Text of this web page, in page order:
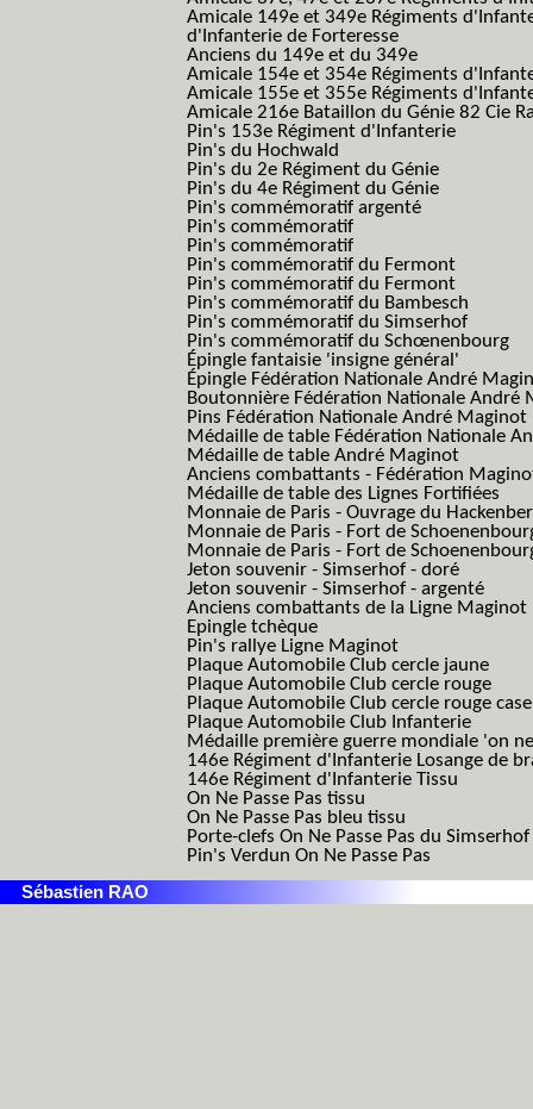
Amicale 149e et 349e Régiments
d'Infanterie de Forteresse
Anciens du 149e et du 349e
Amicale 154e et 354e Régiments
Amicale 155e et 355e Régiments
Amicale 216e Bataillon du Génie 82 Cie
Pin's 153e Régiment d'Infanterie
Pin's du Hochwald
Pin's du 2e Régiment du Génie
Pin's du 4e Régiment du Génie
Pin's commémoratif argenté
Pin's commémoratif
Pin's commémoratif
Pin's commémoratif du Fermont
Pin's commémoratif du Fermont
Pin's commémoratif du Bambesch
Pin's commémoratif du Simserhof
Pin's commémoratif du Schœnenbourg
Épingle fantaisie 'insigne général'
Épingle Fédération Nationale André
Boutonnière Fédération Nationale André
Pins Fédération Nationale André Maginot
Médaille de table Fédération Nationale
Médaille de table André Maginot
Anciens combattants - Fédération
Médaille de table des Lignes Fortifiées
Monnaie de Paris - Ouvrage du
Monnaie de Paris - Fort de
Monnaie de Paris - Fort de
Jeton souvenir - Simserhof - doré
Jeton souvenir - Simserhof - argenté
Anciens combattants de la Ligne Maginot
Epingle tchèque
Pin's rallye Ligne Maginot
Plaque Automobile Club cercle jaune
Plaque Automobile Club cercle rouge
Plaque Automobile Club cercle rouge
Plaque Automobile Club Infanterie
Médaille première guerre mondiale 'on
146e Régiment d'Infanterie Losange de
146e Régiment d'Infanterie Tissu
On Ne Passe Pas tissu
On Ne Passe Pas bleu tissu
Porte-clefs On Ne Passe Pas du Simserhof
Pin's Verdun On Ne Passe Pas
Sébastien RAO